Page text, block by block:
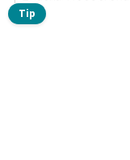
Tip